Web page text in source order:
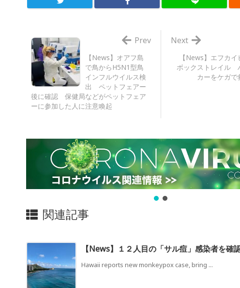
【News】エフカイ
ボックストレイル
カーをケガで
Next
【News】オアフ島
で鳥からH5N1型鳥
インフルウイルス検
出 ペットフェアー
後に確認 保健局などがペットフェア
ーに参加した人に注意喚起
Prev
関連記事
【News】１２人目の「サル痘」感染者を確
Hawaii reports new monkeypox case, bring ...